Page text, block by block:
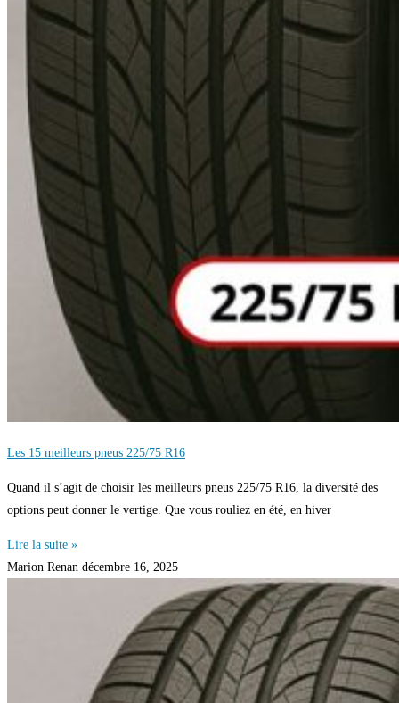
Les 15 meilleurs pneus 225/75 R16
Quand il s’agit de choisir les meilleurs pneus 225/75 R16, la diversité des
options peut donner le vertige. Que vous rouliez en été, en hiver
Lire la suite »
Marion Renan décembre 16, 2025